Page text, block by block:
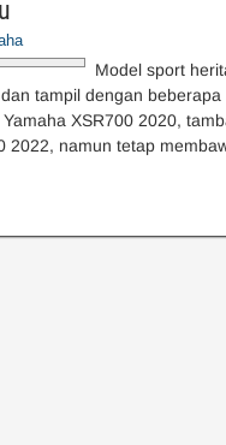
Model sport
tampil dengan
XSR700 2020,
2022, namun tetap